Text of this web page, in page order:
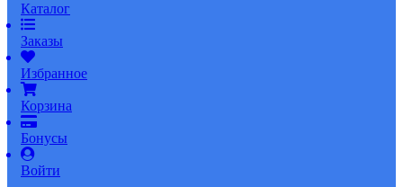
Каталог
Заказы
Избранное
Корзина
Бонусы
Войти